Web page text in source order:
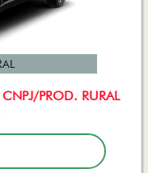
PROD. RURAL